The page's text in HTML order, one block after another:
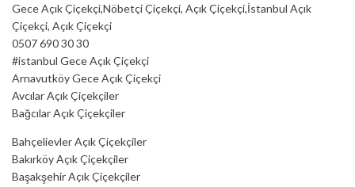
Gece Açık Çiçekçi,Nöbetçi Çiçekçi, Açık Çiçekçi,İstanbul Açık
Çiçekçi, Açık Çiçekçi
0507 690 30 30
#istanbul Gece Açık Çiçekçi
Arnavutköy Gece Açık Çiçekçi
Avcılar Açık Çiçekçiler
Bağcılar Açık Çiçekçiler
Bahçelievler Açık Çiçekçiler
Bakırköy Açık Çiçekçiler
Başakşehir Açık Çiçekçiler